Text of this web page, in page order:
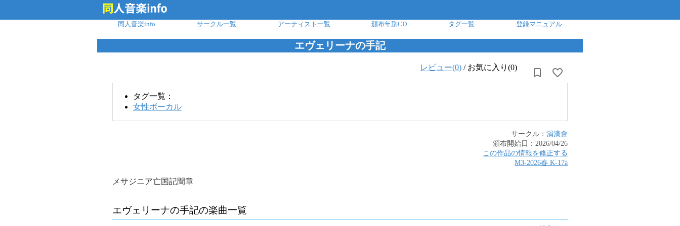
同人音楽info サークル一覧 アーティスト一覧 頒布年別CD タグ一覧 登録マニュアル
エヴェリーナの手記
レビュー(0) / お気に入り(0)
タグ一覧：
女性ボーカル
サークル： 涓滴會
頒布開始日： 2026/04/26
この作品の情報を修正する
M3-2026春 K-17a
メサジニア亡国記間章
エヴェリーナの手記の楽曲一覧